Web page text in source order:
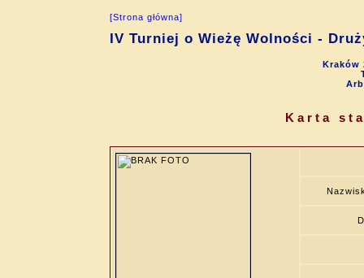
[Strona główna]
IV Turniej o Wieżę Wolności -
Kraków
Karta